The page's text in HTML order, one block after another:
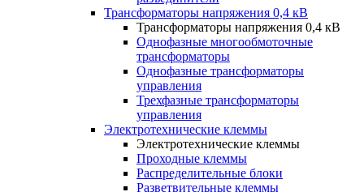
Трансформаторы напряжения 0,4 кВ
Трансформаторы напряжения 0,4 кВ
Однофазные многообмоточные
трансформаторы
Однофазные трансформаторы
управления
Трехфазные трансформаторы
управления
Электротехнические клеммы
Электротехнические клеммы
Проходные клеммы
Распределительные блоки
Разветвительные клеммы